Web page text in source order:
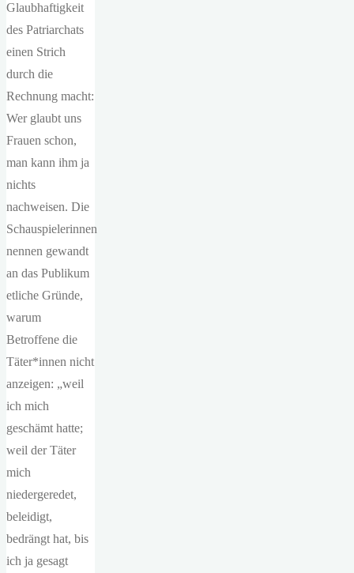
Glaubhaftigkeit
des Patriarchats
einen Strich
durch die
Rechnung macht:
Wer glaubt uns
Frauen schon,
man kann ihm ja
nichts
nachweisen. Die
Schauspielerinnen
nennen gewandt
an das Publikum
etliche Gründe,
warum
Betroffene die
Täter*innen nicht
anzeigen: „weil
ich mich
geschämt hatte;
weil der Täter
mich
niedergeredet,
beleidigt,
bedrängt hat, bis
ich ja gesagt